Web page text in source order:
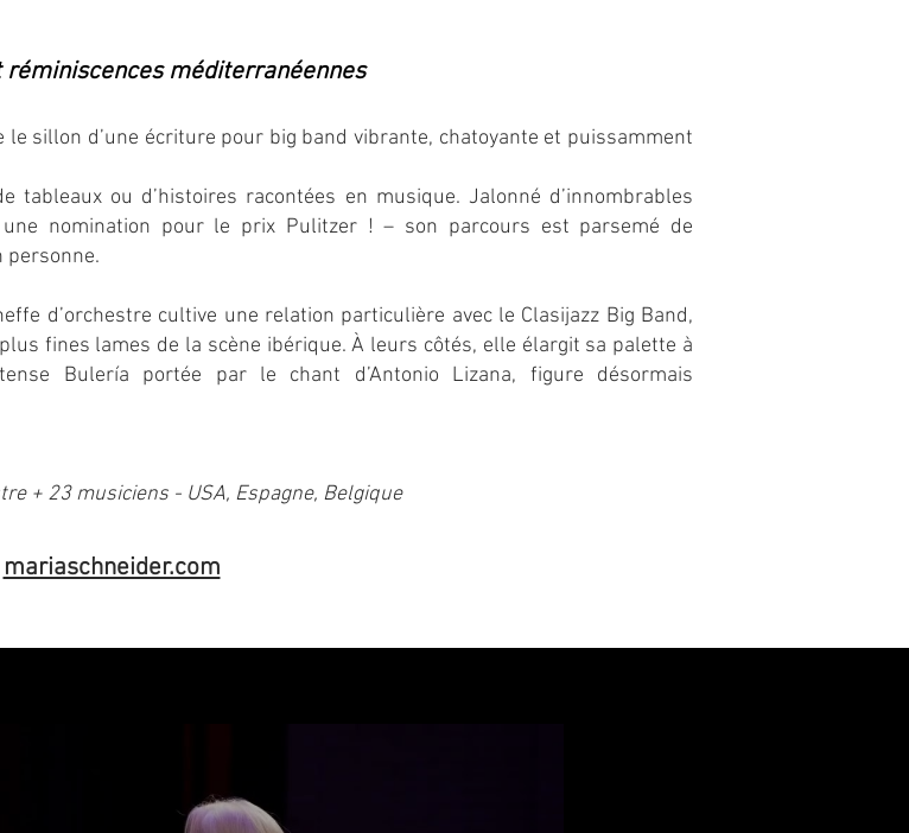
méditerranéennes
le sillon d’une écriture pour big band vibrante, chatoyante et puissamment
ou d’histoires racontées en musique. Jalonné d’innombrables
nomination pour le prix Pulitzer ! – son parcours est parsemé de
personne.
d’orchestre cultive une relation particulière avec le Clasijazz Big Band,
fines lames de la scène ibérique. À leurs côtés, elle élargit sa palette à
Bulería portée par le chant d’Antonio Lizana, figure désormais
+ 23 musiciens - USA, Espagne, Belgique
mariaschneider.com